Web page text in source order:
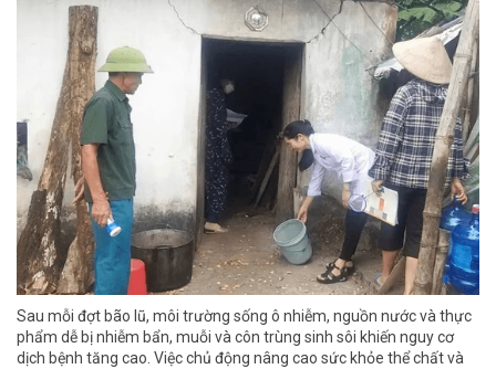
Sau mỗi đợt bão lũ, môi trường sống ô nhiễm, nguồn nước và thực
phẩm dễ bị nhiễm bẩn, muỗi và côn trùng sinh sôi khiến nguy cơ
dịch bệnh tăng cao. Việc chủ động nâng cao sức khỏe thể chất và